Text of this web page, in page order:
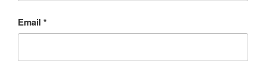
Email *